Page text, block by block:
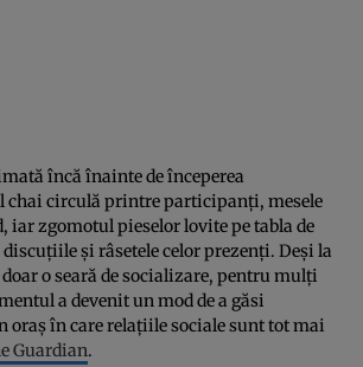
încă înainte de începerea
chai circulă printre participanți, mesele
iar zgomotul pieselor lovite pe tabla de
discuțiile și râsetele celor prezenți. Deși la
o seară de socializare, pentru mulți
a devenit un mod de a găsi
în care relațiile sociale sunt tot mai
Guardian.